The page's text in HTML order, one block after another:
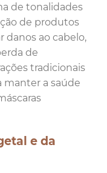
de tonalidades
de produtos
danos ao cabelo,
de
tradicionais
manter a saúde
e da